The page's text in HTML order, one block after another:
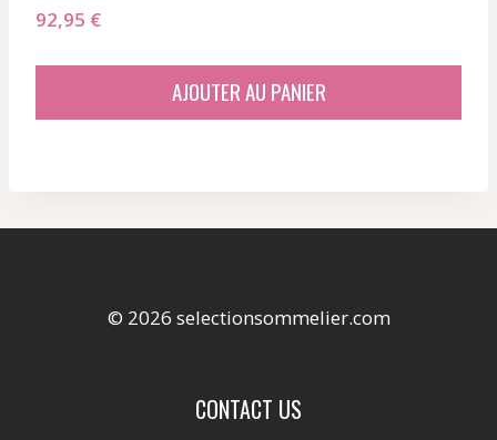
92,95 €
AJOUTER AU PANIER
© 2026 selectionsommelier.com
CONTACT US